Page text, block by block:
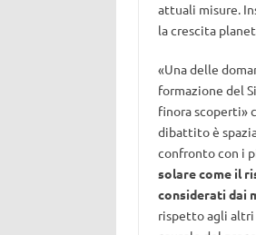
attuali misure.
la crescita
«Una delle
formazione del
finora scoperti»
dibattito è
confronto con i
solare come il
considerati dai
rispetto agli altri